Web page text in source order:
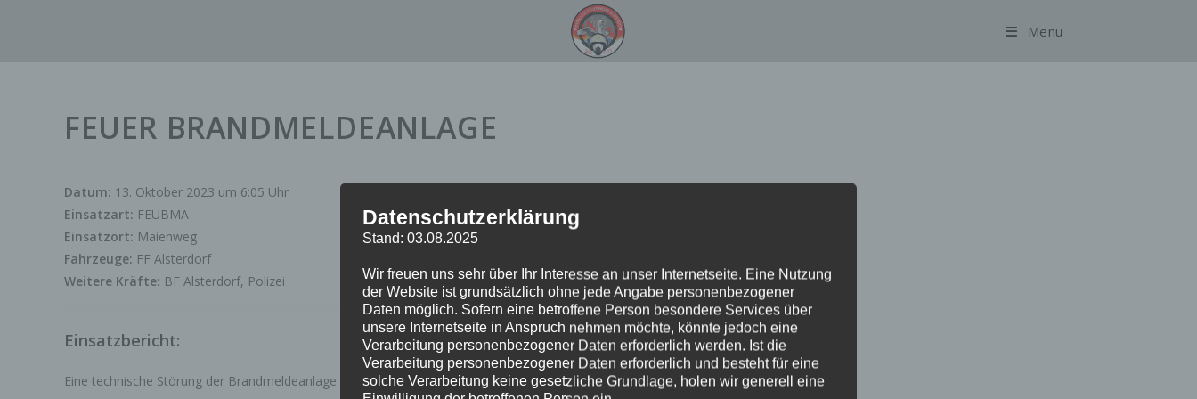
Menü
FEUER BRANDMELDEANLAGE
Datum: 13. Oktober 2023 um 6:05 Uhr
Einsatzart: FEUBMA
Einsatzort: Maienweg
Fahrzeuge: FF Alsterdorf
Weitere Kräfte: BF Alsterdorf, Polizei
Einsatzbericht:
Eine technische Störung der Brandmeldeanlage gab Anlass zur Alarmierung!
Datenschutzerklärung
Stand: 03.08.2025
Wir freuen uns sehr über Ihr Interesse an unser Internetseite. Eine Nutzung
der Website ist grundsätzlich ohne jede Angabe personenbezogener
Daten möglich. Sofern eine betroffene Person besondere Services über
unsere Internetseite in Anspruch nehmen möchte, könnte jedoch eine
Verarbeitung personenbezogener Daten erforderlich werden. Ist die
Verarbeitung personenbezogener Daten erforderlich und besteht für eine
solche Verarbeitung keine gesetzliche Grundlage, holen wir generell eine